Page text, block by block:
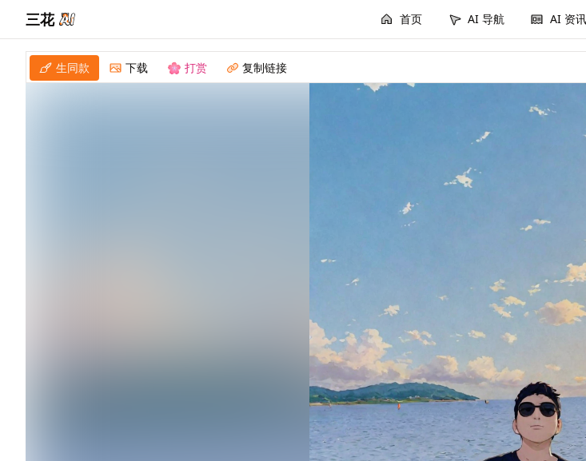
三花 首页 AI 导航 AI 资讯
生同款 下载 打赏 复制链接